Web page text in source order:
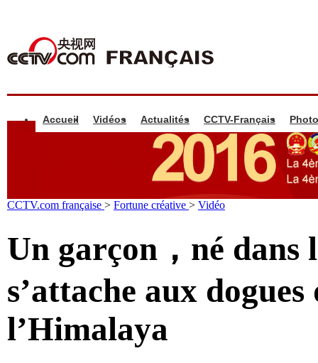
Accueil Vidéos Actualités CCTV-Français
CCTV.com française > Fortune créative > Vidéo
Un garçon，né dans
s’attache aux
l’Himalaya